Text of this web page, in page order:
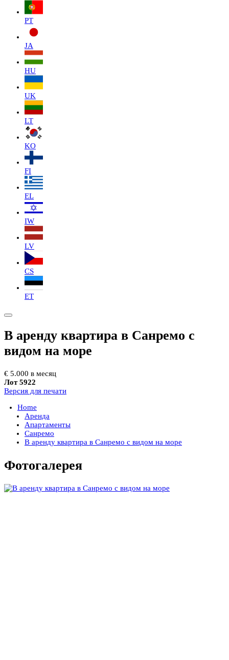
PT
JA
HU
UK
LT
KO
FI
EL
IW
LV
CS
ET
В аренду квартира в Санремо с
видом на море
€ 5.000 в месяц
Лот 5922
Версия для печати
Home
Аренда
Апартаменты
Санремо
В аренду квартира в Санремо с видом на море
Фотогалерея